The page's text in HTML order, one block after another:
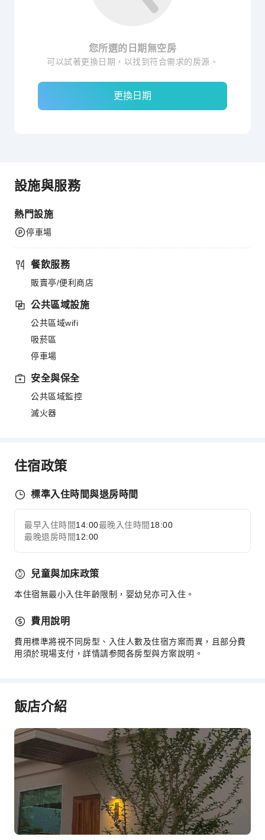
您所選的日期無空房
可以試著更換日期，以找到符合需求的房源。
更換日期
設施與服務
熱門設施
停車場
餐飲服務
販賣亭/便利商店
公共區域設施
公共區域wifi
吸菸區
停車場
安全與保全
公共區域監控
滅火器
住宿政策
標準入住時間與退房時間
最早入住時間14:00最晚入住時間 18:00
最晚退房時間12:00
兒童與加床政策
本住宿無最小入住年齡限制，婴幼兒亦可入住。
費用說明
費用標準將視不同房型、入住人數及住宿方案而異，且部分費
用須於現場支付，詳情請参閱各房型與方案說明。
飯店介紹